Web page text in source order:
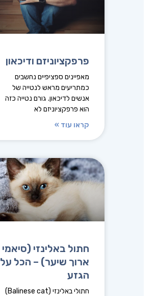
פרפקציוניזם ודיכאון
מאפיינים ספציפיים נחשבים
כמתריעים מראש לנטייה של
אנשים לדיכאון. גורם נטייה כזה
הוא פרפקציוניזם לא
קראו עוד »
חתול באלינזי (סיאמי
ארוך שיער) – הכל על
הגזע
חתולי באלינזי (Balinese cat)